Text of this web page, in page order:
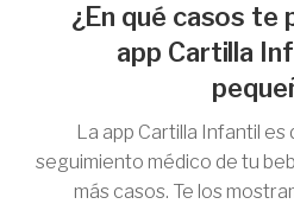
¿En qué casos te
app Cartilla
La app Cartilla Infantil es
seguimiento médico de tu
más casos. Te los